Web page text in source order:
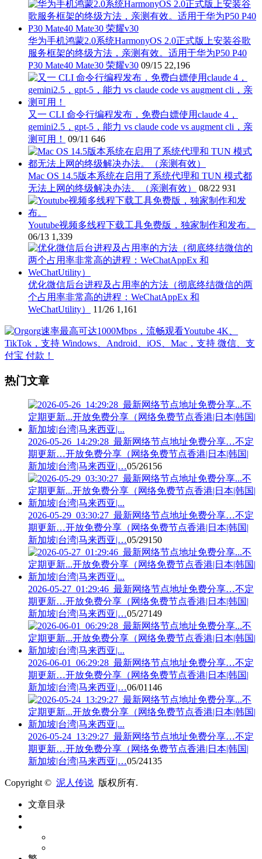
华为手机鸿蒙2.0系统HarmonyOS 2.0正式版上安装谷歌
服务框架的终级方法，亲测有效。适用于华为P50 P40
P30 Mate40 Mate30 荣耀v30 09/15 22,196
又一 CLI 命令行编程发布，免费白嫖使用claude 4，
gemini2.5，gpt-5，能力 vs claude code vs augment cli，亲
测可用！
09/11 646
Mac OS 14.5版本系统在启用了系统代理和 TUN 模式都
无法上网的终级解决办法。（亲测有效）
08/22 931
Youtube视频多线程下载工具免费版，独家制作和发布。
06/13 1,339
优化微信后台进程及占用率的方法（彻底终结微信的两
个占用率非常高的进程：WeChatAppEx 和
WeChatUtility）
11/26 1,161
热门文章
2026-05-26_14:29:28_最新网络节点地址免费分享…不定
期更新…开放免费分享（网络免费节点香港|日本|韩国|
新加坡|台湾|马来西亚|…05/26156
2026-05-29_03:30:27_最新网络节点地址免费分享…不定
期更新…开放免费分享（网络免费节点香港|日本|韩国|
新加坡|台湾|马来西亚|…05/29150
2026-05-27_01:29:46_最新网络节点地址免费分享…不定
期更新…开放免费分享（网络免费节点香港|日本|韩国|
新加坡|台湾|马来西亚|…05/27149
2026-06-01_06:29:28_最新网络节点地址免费分享…不定
期更新…开放免费分享（网络免费节点香港|日本|韩国|
新加坡|台湾|马来西亚|…06/01146
2026-05-24_13:29:27_最新网络节点地址免费分享…不定
期更新…开放免费分享（网络免费节点香港|日本|韩国|
新加坡|台湾|马来西亚|…05/24135
Copyright © 泥人传说 版权所有.
文章目录